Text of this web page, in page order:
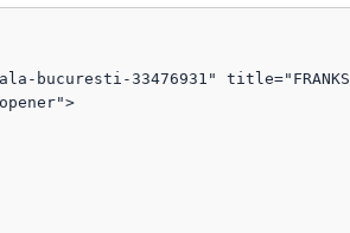
33476931" title="FRANKS